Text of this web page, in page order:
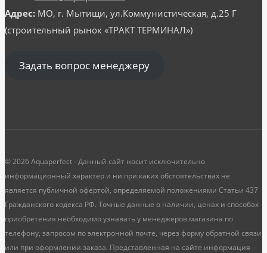
Адрес: МО, г. Мытищи, ул.Коммунистическая, д.25 Г
(строительный рынок «ТРАКТ ТЕРМИНАЛ»)
Задать вопрос менеджеру
© 2026 Aquaperfect - Данный сайт носит исключительно
информационный характер и ни при каких обстоятельствах не
является публичной офертой, определяемой положениями Статьи 437
Гражданского кодекса РФ. Точные данные о наличии, ценах и способах
приобретения необходимо узнавать у менеджеров магазина по
телефону, запросом по электронной почте, через форму обратной связи
или при оформлении заказа. Представленная на сайте информация